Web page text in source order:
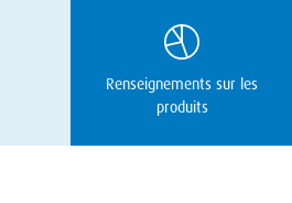
Renseignements sur les
produits